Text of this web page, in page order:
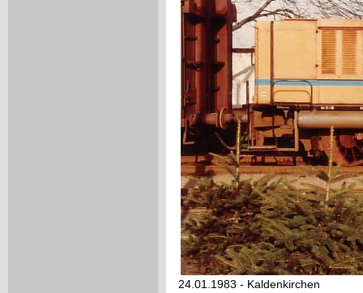
24.01.1983 - Kaldenkirchen